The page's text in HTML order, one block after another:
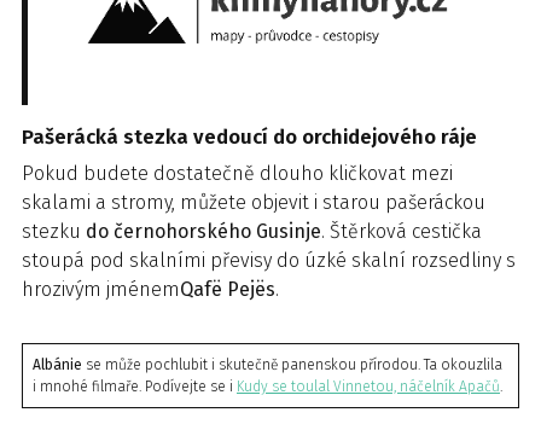
Pašerácká stezka vedoucí do orchidejového ráje
Pokud budete dostatečně dlouho kličkovat mezi
skalami a stromy, můžete objevit i starou pašeráckou
stezku do černohorského Gusinje. Štěrková cestička
stoupá pod skalními převisy do úzké skalní rozsedliny s
hrozivým jménemQafë Pejës.
Albánie se může pochlubit i skutečně panenskou přírodou. Ta okouzlila
i mnohé filmaře. Podívejte se i Kudy se toulal Vinnetou, náčelník Apačů.